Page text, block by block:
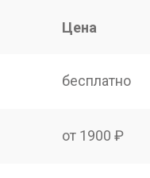
Цена
бесплатно
от 1900 ₽